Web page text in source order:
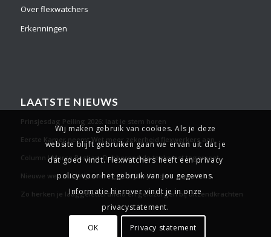
Over flexwatchers
Erkenningen
LAATSTE NIEUWS
Prinsjesdag Peiling 2026: laat je stem horen
Eerste Kamer neemt Wet meer zekerheid flexwerkers aan
Column l Marco Bastian: Dobberend de toekomst tegemoet
Nieuwe wet: duidelijkere regels bij twijfel over zzp-werk
Zo herken je laaggeletterdheid en geldzorgen bij uitzendkrachten
Wij maken gebruik van cookies. Als je deze
website blijft gebruiken gaan we ervan uit dat je
dat goed vindt. Flexwatchers heeft een privacy
policy voor het gebruik van jou gegevens.
Informatie hierover vindt je in onze
privacystatement.
OK Privacy statement